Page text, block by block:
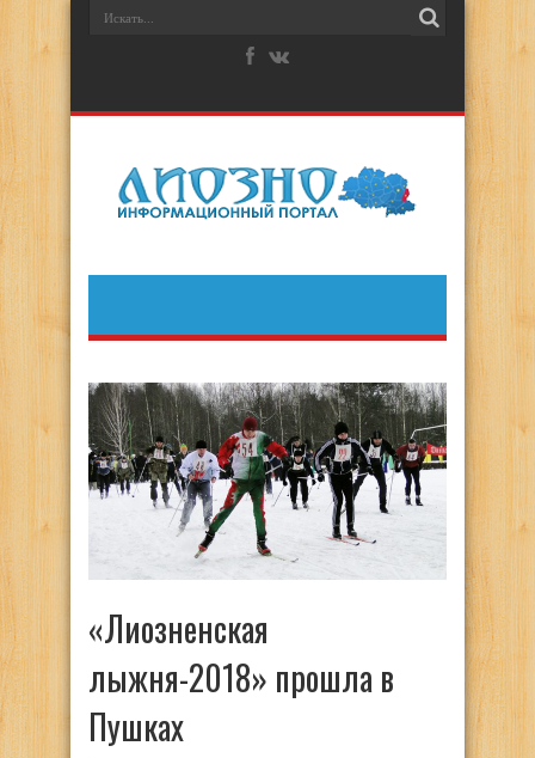
«Лиозненская
лыжня-2018» прошла в
Пушках